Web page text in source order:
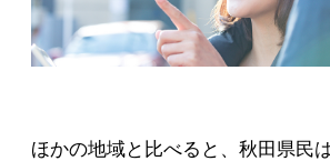
ほかの地域と比べると、秋田県民